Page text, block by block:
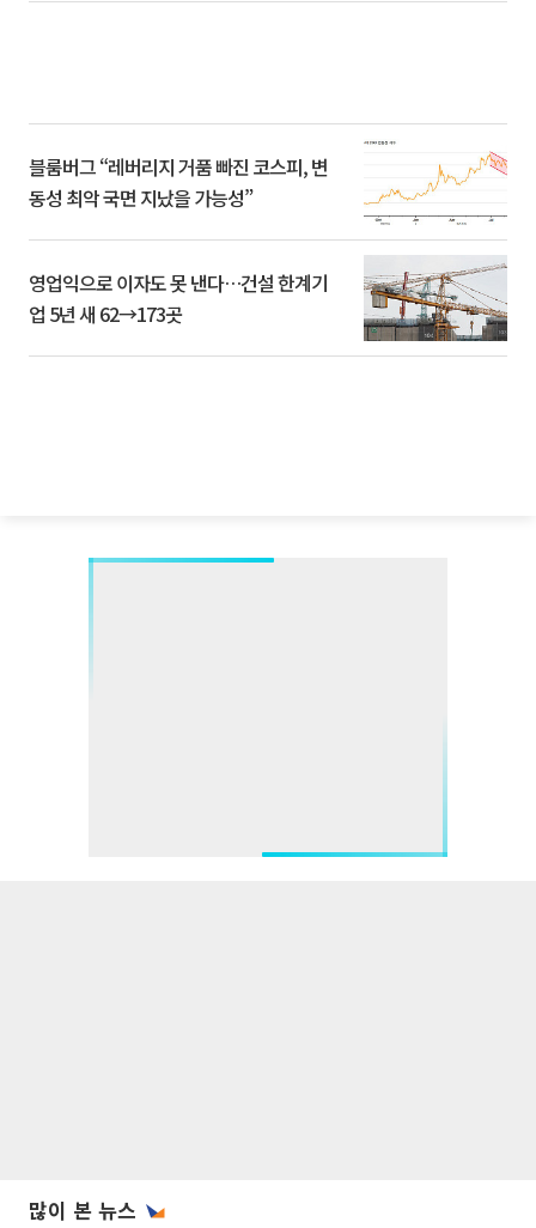
블룸버그 “레버리지 거품 빠진 코스피, 변
동성 최악 국면 지났을 가능성”
영업익으로 이자도 못 낸다…건설 한계기
업 5년 새 62→173곳
많이 본 뉴스